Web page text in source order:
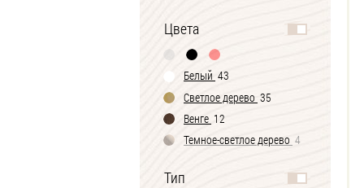
Цвета
Белый 43
Светлое дерево 35
Венге 12
Темное-cветлое дерево 4
Тип